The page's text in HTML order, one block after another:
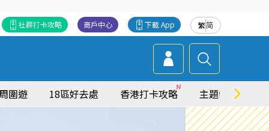
繁简
下載 App
商戶中心
社群打卡攻略
圍遊 18區好去處 香港打卡攻略 主題特集